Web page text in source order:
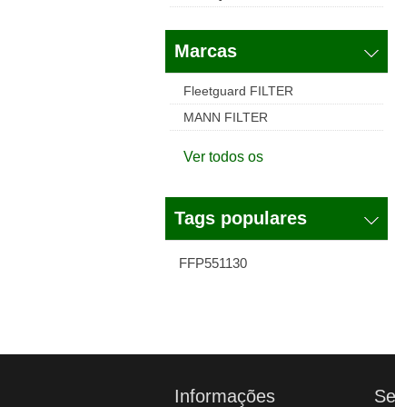
Marcas
Fleetguard FILTER
MANN FILTER
Ver todos os
Tags populares
FFP551130
Informações